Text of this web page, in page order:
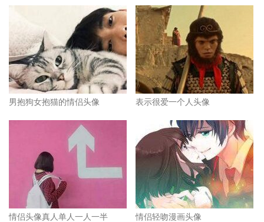
男抱狗女抱猫的情侣头像 表示很爱一个人头像
情侣头像真人单人一人一半 情侣轻吻漫画头像